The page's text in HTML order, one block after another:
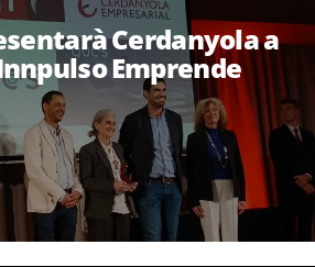
Cerdanyola a
Emprende